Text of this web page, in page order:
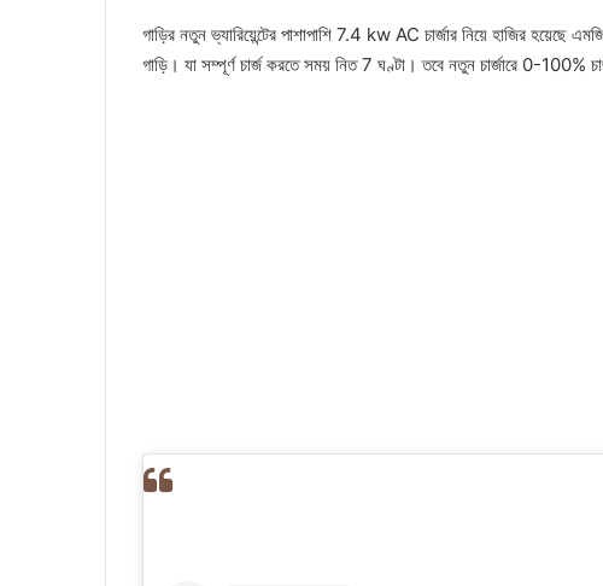
গাড়ির নতুন ভ্যারিয়েন্টের পাশাপাশি 7.4 kw AC চার্জার নিয়ে হাজির
গাড়ি। যা সম্পূর্ণ চার্জ করতে সময় নিত 7 ঘণ্টা। তবে নতুন চার্জারে 0-100%